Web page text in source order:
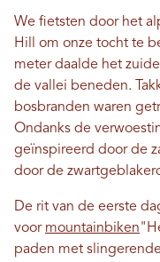
We fietsten door het
Hill om onze tocht te
meter daalde het
de vallei beneden.
bosbranden waren
Ondanks de
geïnspireerd door de
door de
De rit van de eerste
voor mountainbiken
paden met